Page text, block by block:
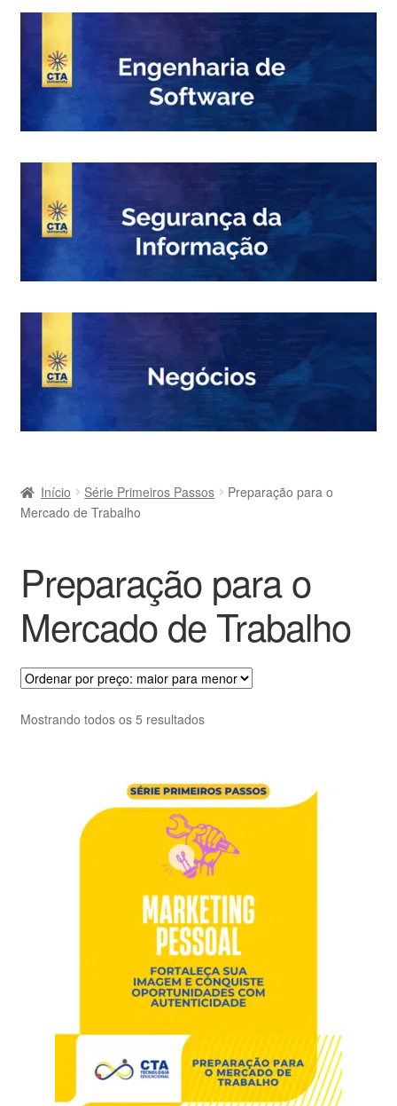
Início Série Primeiros Passos
Preparação para o
Mercado de Trabalho
Preparação para o
Mercado de Trabalho
Mostrando todos os 5 resultadosClassificado
para